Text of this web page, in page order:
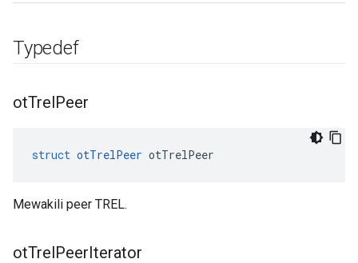
Typedef
otTrelPeer
struct otTrelPeer otTrelPeer
Mewakili peer TREL.
otTrelPeerIterator